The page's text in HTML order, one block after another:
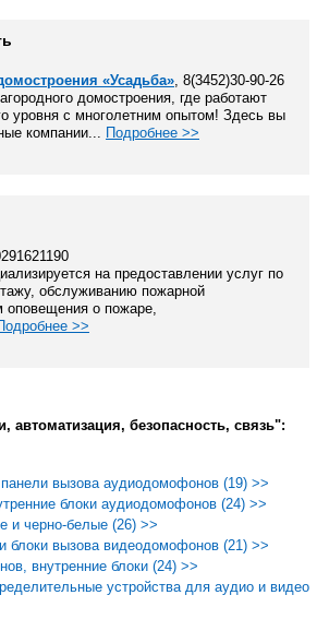
«Усадьба», 8(3452)30-90-26
домостроения, где работают
уровня с многолетним опытом! Здесь вы
компании... Подробнее >>
на предоставлении услуг по
обслуживанию пожарной
оповещения о пожаре,
>>
автоматизация, безопасность, связь":
вызова аудиодомофонов (19) >>
блоки аудиодомофонов (24) >>
и черно-белые (26) >>
блоки вызова видеодомофонов (21) >>
внутренние блоки (24) >>
устройства для аудио и видео